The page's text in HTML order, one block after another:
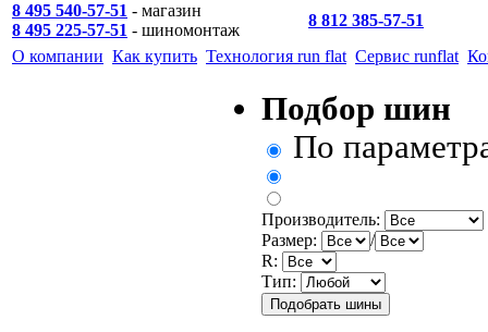
8 495 540-57-51 - магазин
8 495 225-57-51 - шиномонтаж
8 812 385-57-51
О компании Как купить Технология run flat Сервис runflat
Подбор шин
По
Производитель:
Размер:
/
R:
Тип: